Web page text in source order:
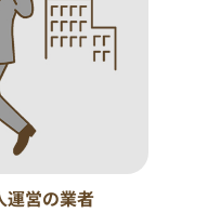
運営の業者